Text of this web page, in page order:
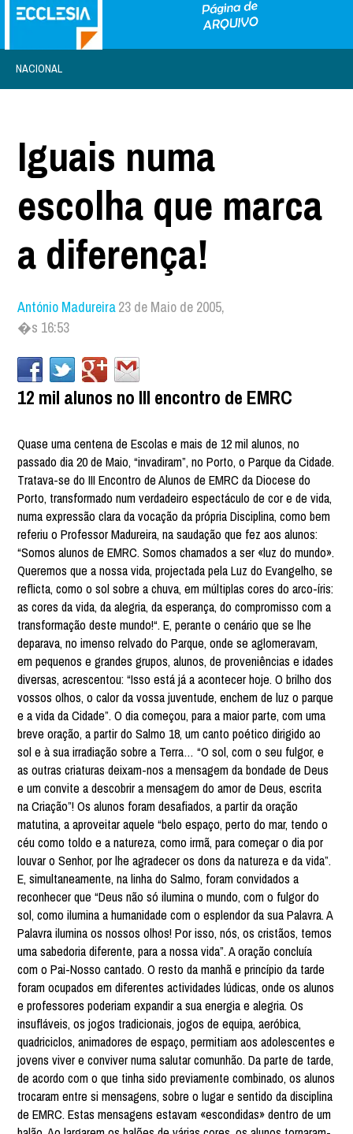
NACIONAL
Iguais numa
escolha que marca
a diferença!
António Madureira23 de Maio de 2005,
�s 16:53
12 mil alunos no III encontro de EMRC
Quase uma centena de Escolas e mais de 12 mil alunos, no
passado dia 20 de Maio, “invadiram”, no Porto, o Parque da Cidade.
Tratava-se do III Encontro de Alunos de EMRC da Diocese do
Porto, transformado num verdadeiro espectáculo de cor e de vida,
numa expressão clara da vocação da própria Disciplina, como bem
referiu o Professor Madureira, na saudação que fez aos alunos:
“Somos alunos de EMRC. Somos chamados a ser «luz do mundo».
Queremos que a nossa vida, projectada pela Luz do Evangelho, se
reflicta, como o sol sobre a chuva, em múltiplas cores do arco-íris:
as cores da vida, da alegria, da esperança, do compromisso com a
transformação deste mundo!“. E, perante o cenário que se lhe
deparava, no imenso relvado do Parque, onde se aglomeravam,
em pequenos e grandes grupos, alunos, de proveniências e idades
diversas, acrescentou: “Isso está já a acontecer hoje. O brilho dos
vossos olhos, o calor da vossa juventude, enchem de luz o parque
e a vida da Cidade”. O dia começou, para a maior parte, com uma
breve oração, a partir do Salmo 18, um canto poético dirigido ao
sol e à sua irradiação sobre a Terra… “O sol, com o seu fulgor, e
as outras criaturas deixam-nos a mensagem da bondade de Deus
e um convite a descobrir a mensagem do amor de Deus, escrita
na Criação”! Os alunos foram desafiados, a partir da oração
matutina, a aproveitar aquele “belo espaço, perto do mar, tendo o
céu como toldo e a natureza, como irmã, para começar o dia por
louvar o Senhor, por lhe agradecer os dons da natureza e da vida”.
E, simultaneamente, na linha do Salmo, foram convidados a
reconhecer que “Deus não só ilumina o mundo, com o fulgor do
sol, como ilumina a humanidade com o esplendor da sua Palavra. A
Palavra ilumina os nossos olhos! Por isso, nós, os cristãos, temos
uma sabedoria diferente, para a nossa vida”. A oração concluía
com o Pai-Nosso cantado. O resto da manhã e princípio da tarde
foram ocupados em diferentes actividades lúdicas, onde os alunos
e professores poderiam expandir a sua energia e alegria. Os
insufláveis, os jogos tradicionais, jogos de equipa, aeróbica,
quadriciclos, animadores de espaço, permitiam aos adolescentes e
jovens viver e conviver numa salutar comunhão. Da parte de tarde,
de acordo com o que tinha sido previamente combinado, os alunos
trocaram entre si mensagens, sobre o lugar e sentido da disciplina
de EMRC. Estas mensagens estavam «escondidas» dentro de um